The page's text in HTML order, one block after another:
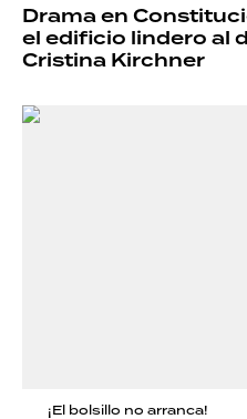
Drama en
el edificio lindero al
Cristina Kirchner
¡El bolsillo no arranca!